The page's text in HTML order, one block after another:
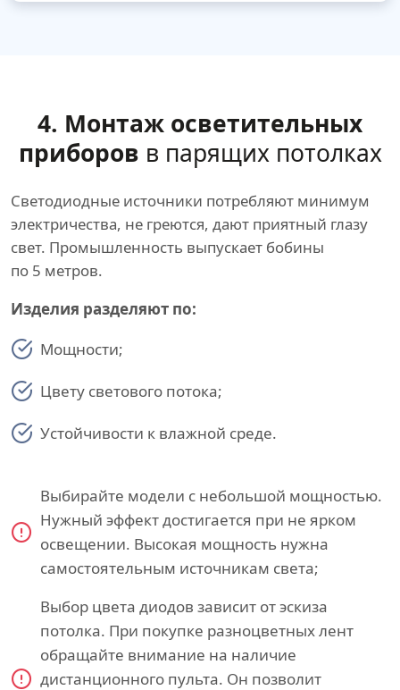
4. Монтаж осветительных
приборов в парящих потолках
Светодиодные источники потребляют минимум
электричества, не греются, дают приятный глазу
свет. Промышленность выпускает бобины
по 5 метров.
Изделия разделяют по:
Мощности;
Цвету светового потока;
Устойчивости к влажной среде.
Выбирайте модели с небольшой мощностью.
Нужный эффект достигается при не ярком
освещении. Высокая мощность нужна
самостоятельным источникам света;
Выбор цвета диодов зависит от эскиза
потолка. При покупке разноцветных лент
обращайте внимание на наличие
дистанционного пульта. Он позволит